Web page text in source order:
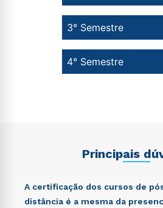
4° Semestre
3° Semestre
Principais
A certificação dos cursos de
distância é a mesma da